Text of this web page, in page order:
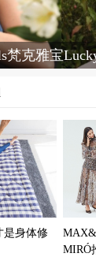
是身体修
MIRÓ